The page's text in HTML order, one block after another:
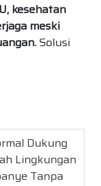
kesehatan
meski
Solusi
Dukung
Lingkungan
Tanpa